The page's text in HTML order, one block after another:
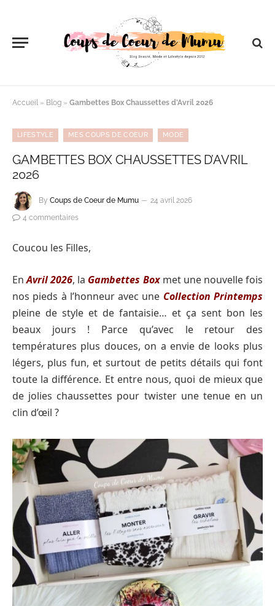
Accueil » Blog » Gambettes Box Chaussettes d’Avril 2026
LIFESTYLE MES COUPS DE COEUR MODE
GAMBETTES BOX CHAUSSETTES D’AVRIL
2026
By Coups de Coeur de Mumu
24 avril 2026
4 commentaires
Coucou les Filles,
EnAvril 2026, la Gambettes Boxmet une nouvelle fois
nos pieds à l’honneur avec une Collection Printemps
pleine de style et de fantaisie… et ça sent bon les
beaux jours ! Parce qu’avec le retour des
températures plus douces, on a envie de looks plus
légers, plus fun, et surtout de petits détails qui font
toute la différence. Et entre nous, quoi de mieux que
de jolies chaussettes pour twister une tenue en un
clin d’œil ?